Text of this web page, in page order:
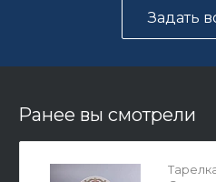
Задать
Ранее вы смотрели